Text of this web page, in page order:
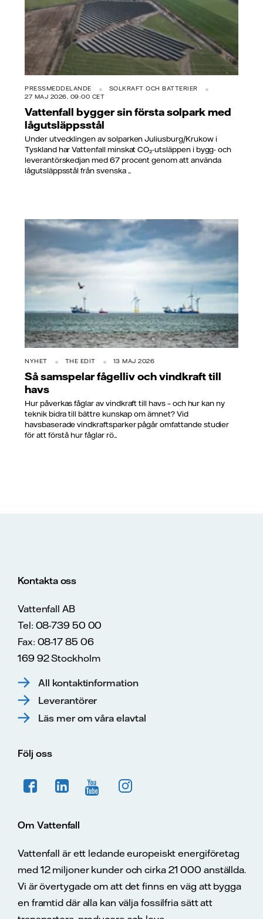
PRESSMEDDELANDE
SOLKRAFT OCH BATTERIER
27 MAJ 2026, 09:00 CET
Vattenfall bygger sin första solpark med
lågutsläppsstål
Under utvecklingen av solparken Juliusburg/Krukow i
Tyskland har Vattenfall minskat CO₂-utsläppen i bygg- och
leverantörskedjan med 67 procent genom att använda
lågutsläppsstål från svenska ...
NYHET THE EDIT 13 MAJ 2026
Så samspelar fågelliv och vindkraft till
havs
Hur påverkas fåglar av vindkraft till havs – och hur kan ny
teknik bidra till bättre kunskap om ämnet? Vid
havsbaserade vindkraftsparker pågår omfattande studier
för att förstå hur fåglar rö...
Kontakta oss
Vattenfall AB
Tel: 08-739 50 00
Fax: 08-17 85 06
169 92 Stockholm
All kontaktinformation
Leverantörer
Läs mer om våra elavtal
Följ oss
Om Vattenfall
Vattenfall är ett ledande europeiskt energiföretag
med 12 miljoner kunder och cirka 21 000 anställda.
Vi är övertygade om att det finns en väg att bygga
en framtid där alla kan välja fossilfria sätt att